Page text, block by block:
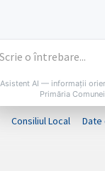
Consiliul Local
Asistent AI — informații
Primăria